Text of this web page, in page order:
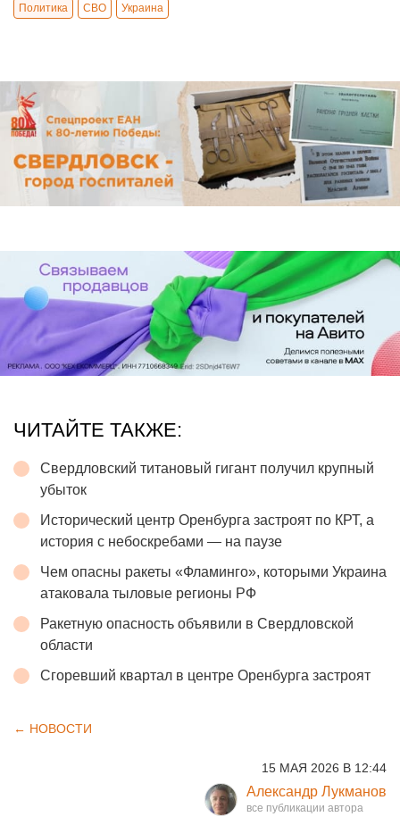
Политика СВО Украина
ЧИТАЙТЕ ТАКЖЕ:
Свердловский титановый гигант получил крупный
убыток
Исторический центр Оренбурга застроят по КРТ, а
история с небоскребами — на паузе
Чем опасны ракеты «Фламинго», которыми Украина
атаковала тыловые регионы РФ
Ракетную опасность объявили в Свердловской
области
Сгоревший квартал в центре Оренбурга застроят
← НОВОСТИ
15 МАЯ 2026 В 12:44
Александр Лукманов